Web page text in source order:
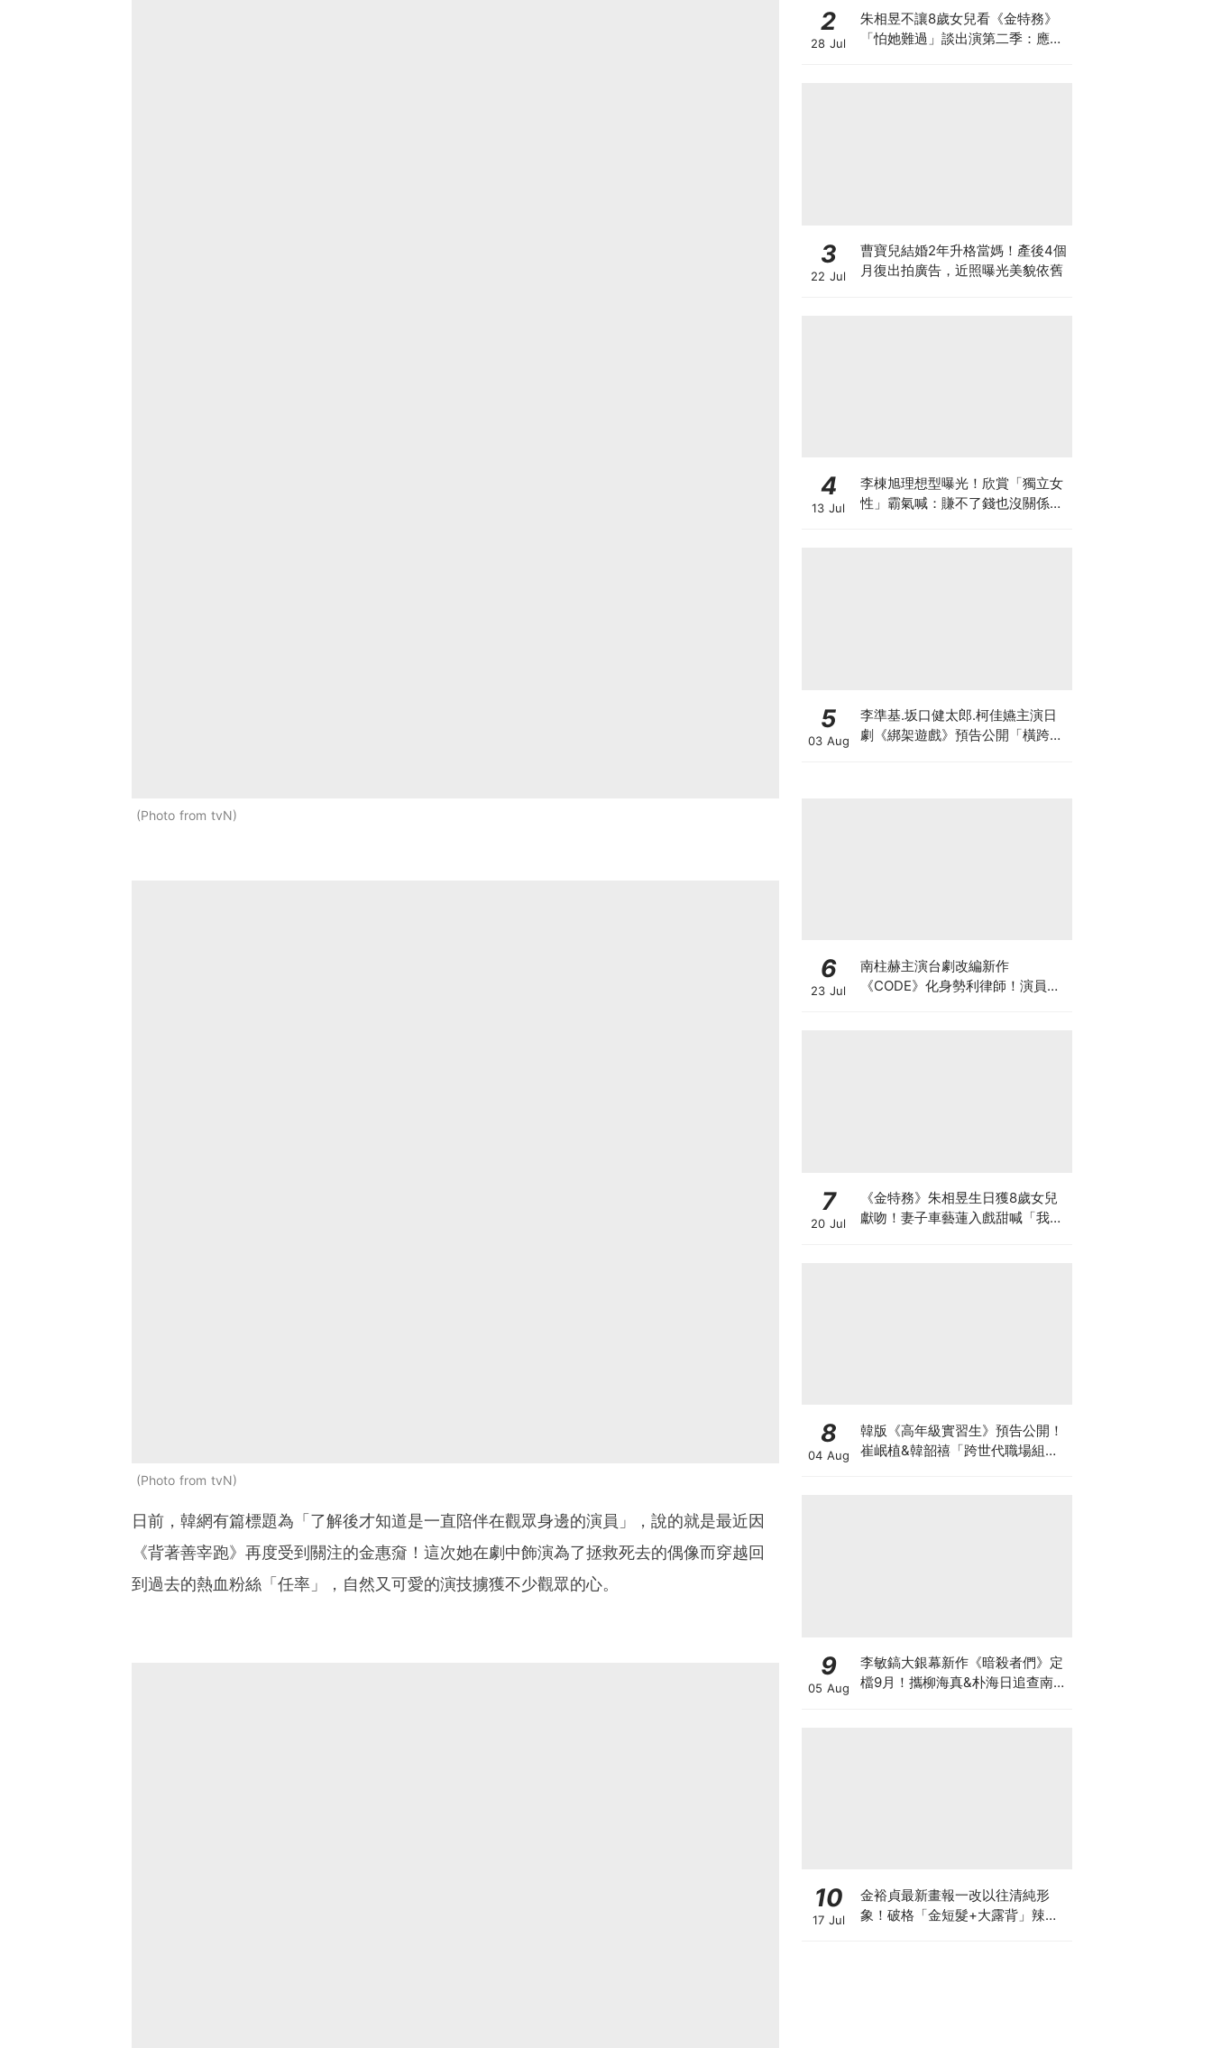
Photo from tvN
Photo from tvN
日前，韓網有篇標題為「了解後才知道是一直陪伴在觀眾身邊的演員」，說的就是最近因
《背著善宰跑》再度受到關注的金惠奫！這次她在劇中飾演為了拯救死去的偶像而穿越回
到過去的熱血粉絲「任率」，自然又可愛的演技擄獲不少觀眾的心。
2
28 Jul
朱相昱不讓8歲女兒看《金特務》
「怕她難過」談出演第二季：應該
3
22 Jul
曹寶兒結婚2年升格當媽！產後4個
月復出拍廣告，近照曝光美貌依舊
4
13 Jul
李棟旭理想型曝光！欣賞「獨立女
性」霸氣喊：賺不了錢也沒關係，
5
03 Aug
李準基.坂口健太郎.柯佳嬿主演日
劇《綁架遊戲》預告公開「橫跨亞
6
23 Jul
南柱赫主演台劇改編新作
《CODE》化身勢利律師！演員陣
7
20 Jul
《金特務》朱相昱生日獲8歲女兒
獻吻！妻子車藝蓮入戲甜喊「我的
8
04 Aug
韓版《高年級實習生》預告公開！
崔岷植&韓韶禧「跨世代職場組
9
05 Aug
李敏鎬大銀幕新作《暗殺者們》定
檔9月！攜柳海真&朴海日追查南韓
10
17 Jul
金裕貞最新畫報一改以往清純形
象！破格「金短髮+大露背」辣翻